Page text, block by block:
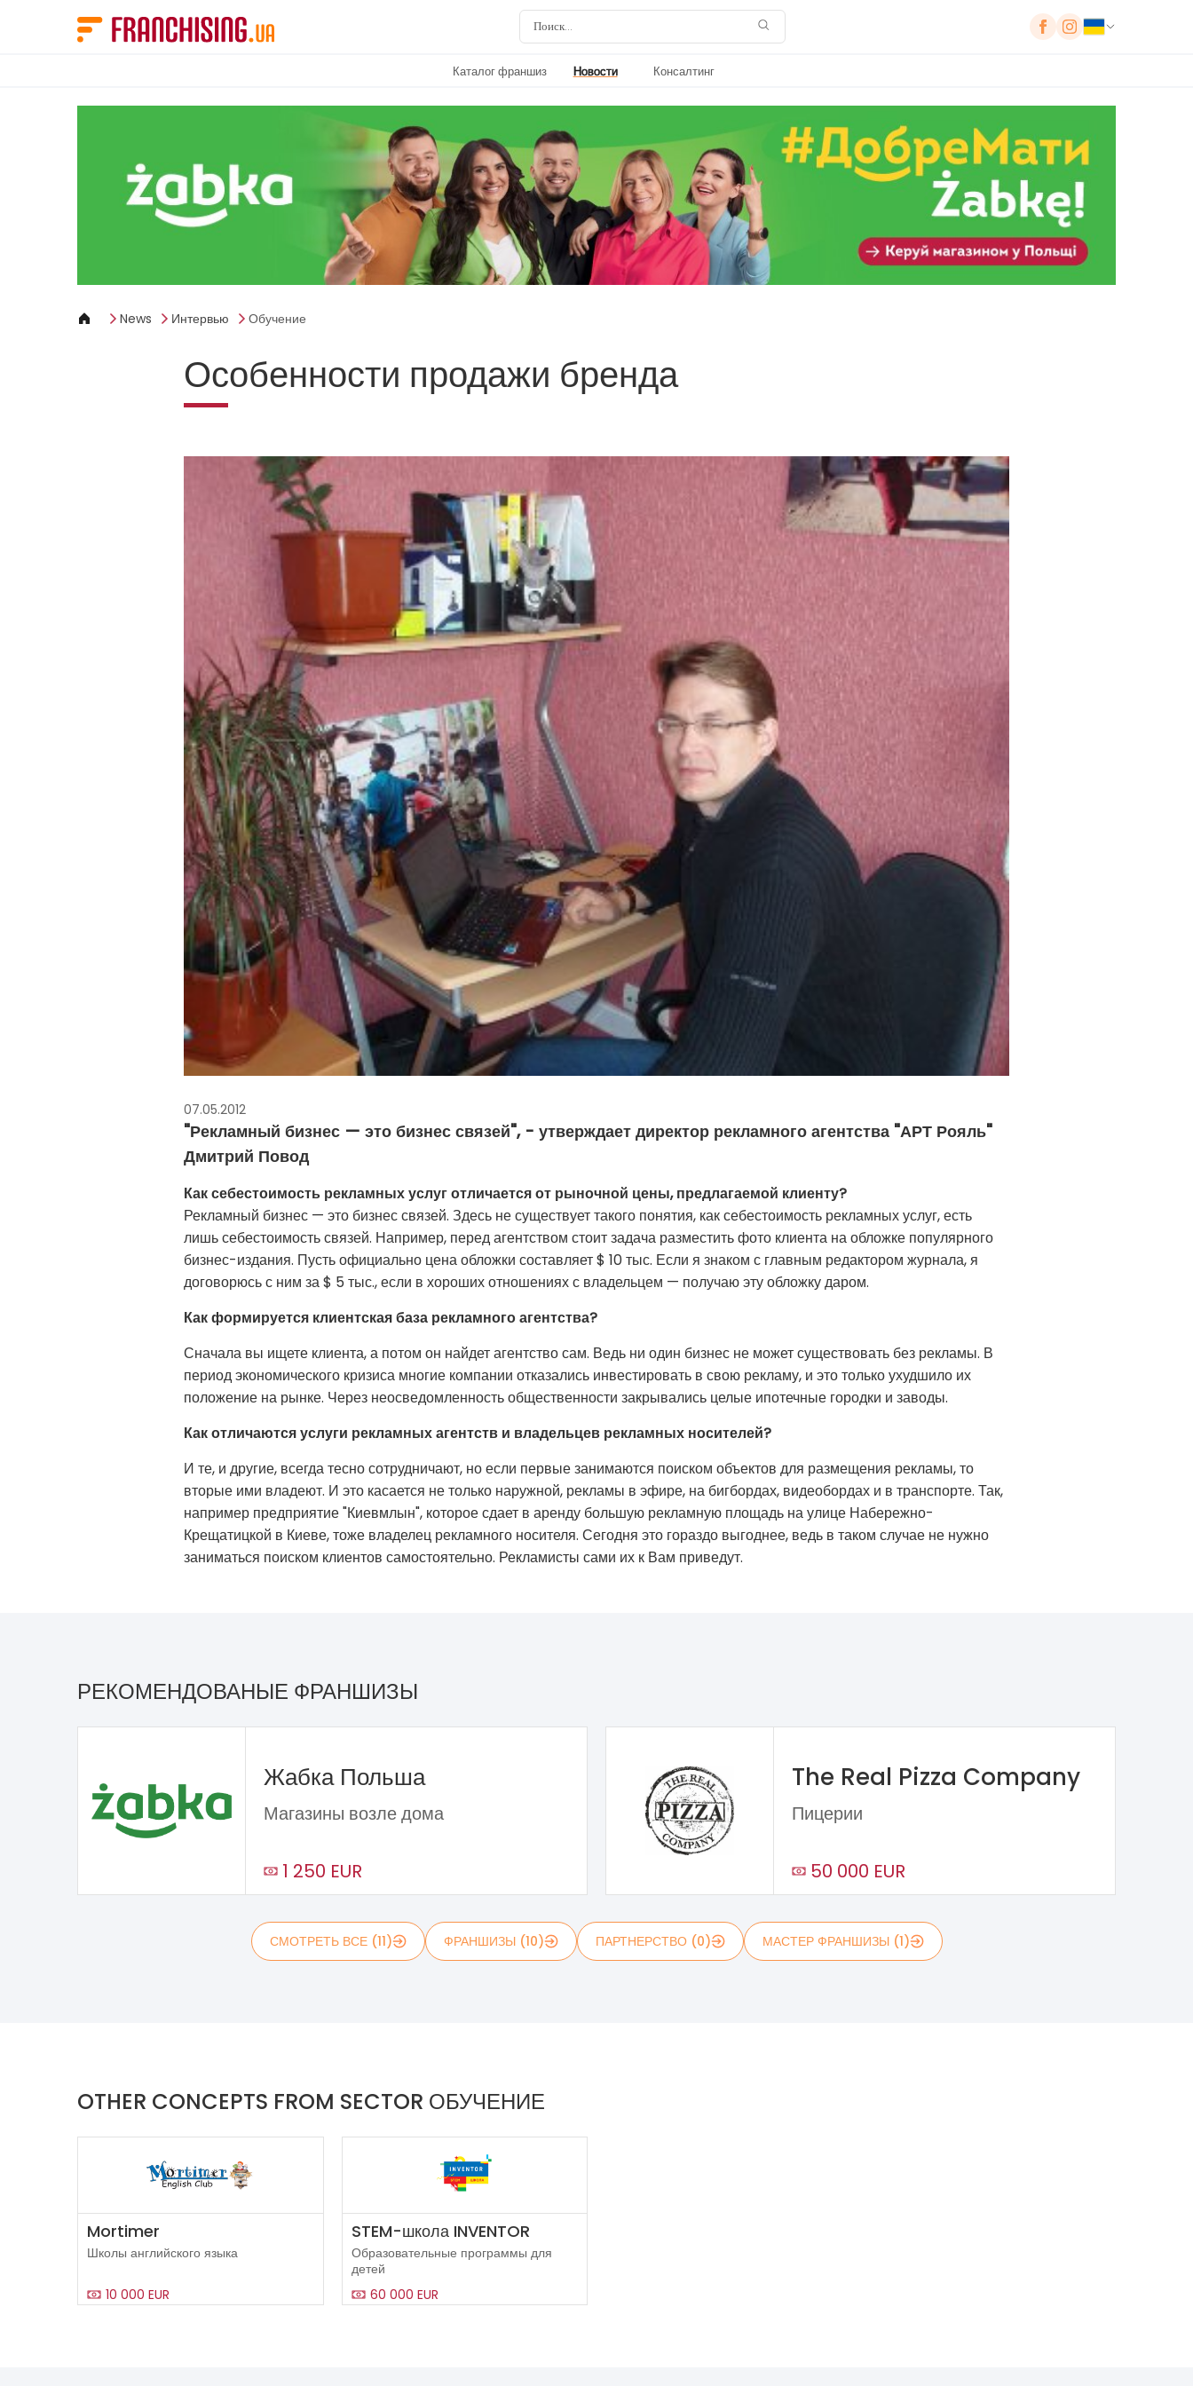
Каталог франшиз Новости Консалтинг
News Интервью Обучение
Особенности продажи бренда
07.05.2012
"Рекламный бизнес — это бизнес связей", - утверждает директор рекламного агентства "АРТ Рояль"
Дмитрий Повод
Как себестоимость рекламных услуг отличается от рыночной цены, предлагаемой клиенту?
Рекламный бизнес — это бизнес связей. Здесь не существует такого понятия, как себестоимость рекламных услуг, есть
лишь себестоимость связей. Например, перед агентством стоит задача разместить фото клиента на обложке популярного
бизнес-издания. Пусть официально цена обложки составляет $ 10 тыс. Если я знаком с главным редактором журнала, я
договорюсь с ним за $ 5 тыс., если в хороших отношениях с владельцем — получаю эту обложку даром.
Как формируется клиентская база рекламного агентства?
Сначала вы ищете клиента, а потом он найдет агентство сам. Ведь ни один бизнес не может существовать без рекламы. В
период экономического кризиса многие компании отказались инвестировать в свою рекламу, и это только ухудшило их
положение на рынке. Через неосведомленность общественности закрывались целые ипотечные городки и заводы.
Как отличаются услуги рекламных агентств и владельцев рекламных носителей?
И те, и другие, всегда тесно сотрудничают, но если первые занимаются поиском объектов для размещения рекламы, то
вторые ими владеют. И это касается не только наружной, рекламы в эфире, на бигбордах, видеобордах и в транспорте. Так,
например предприятие "Киевмлын", которое сдает в аренду большую рекламную площадь на улице Набережно-
Крещатицкой в Киеве, тоже владелец рекламного носителя. Сегодня это гораздо выгоднее, ведь в таком случае не нужно
заниматься поиском клиентов самостоятельно. Рекламисты сами их к Вам приведут.
РЕКОМЕНДОВАНЫЕ ФРАНШИЗЫ
Жабка Польша
Магазины возле дома
1 250 EUR
The Real Pizza Company
Пицерии
50 000 EUR
СМОТРЕТЬ ВСЕ (11) ФРАНШИЗЫ (10) ПАРТНЕРСТВО (0) МАСТЕР ФРАНШИЗЫ (1)
OTHER CONCEPTS FROM SECTOR ОБУЧЕНИЕ
Mortimer
Школы английского языка
10 000 EUR
STEM-школа INVENTOR
Образовательные программы для
детей
60 000 EUR